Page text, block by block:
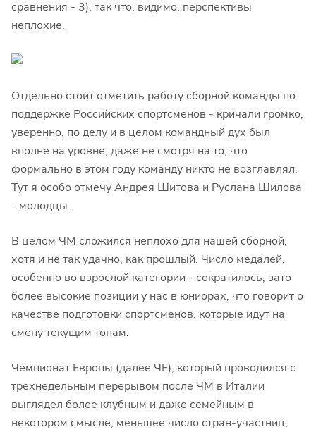
сравнения - 3), так что, видимо, перспективы
неплохие.
Отдельно стоит отметить работу сборной команды по
поддержке Российских спортсменов - кричали громко,
уверенно, по делу и в целом командный дух был
вполне на уровне, даже не смотря на то, что
формально в этом году команду никто не возглавлял.
Тут я особо отмечу Андрея Шитова и Руслана Шилова
- молодцы.
В целом ЧМ сложился неплохо для нашей сборной,
хотя и не так удачно, как прошлый. Число медалей,
особенно во взрослой категории - сократилось, зато
более высокие позиции у нас в юниорах, что говорит о
качестве подготовки спортсменов, которые идут на
смену текущим топам.
Чемпионат Европы (далее ЧЕ), который проводился с
трехнедельным перерывом после ЧМ в Италии
выглядел более клубным и даже семейным в
некотором смысле, меньшее число стран-участниц,